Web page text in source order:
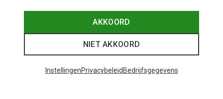
AKKOORD
NIET AKKOORD
InstellingenPrivacybeleid Bedrijfsgegevens